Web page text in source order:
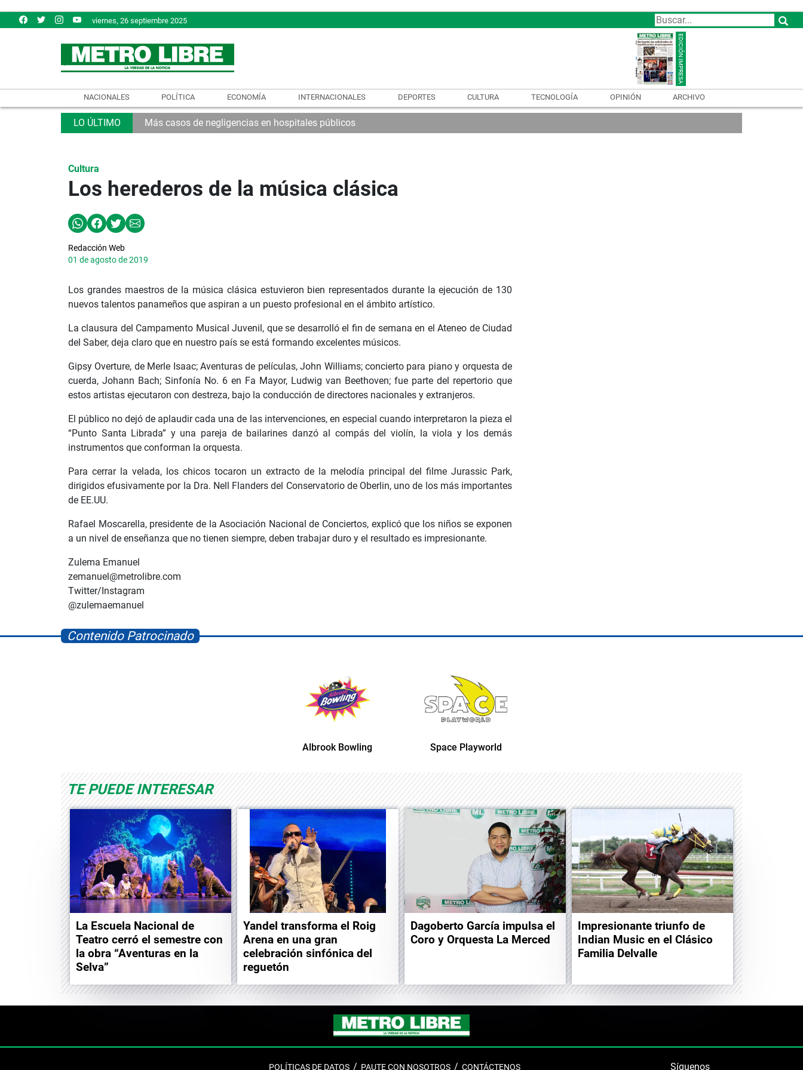
viernes, 26 septiembre 2025
NACIONALES POLÍTICA ECONOMÍA INTERNACIONALES DEPORTES CULTURA TECNOLOGÍA OPINIÓN ARCHIVO
Más casos de negligencias en hospitales públicos
Cultura
Los herederos de la música clásica
Redacción Web
01 de agosto de 2019
Los grandes maestros de la música clásica estuvieron bien representados durante la ejecución de 130
nuevos talentos panameños que aspiran a un puesto profesional en el ámbito artístico.
La clausura del Campamento Musical Juvenil, que se desarrolló el fin de semana en el Ateneo de Ciudad
del Saber, deja claro que en nuestro país se está formando excelentes músicos.
Gipsy Overture, de Merle Isaac; Aventuras de películas, John Williams; concierto para piano y orquesta de
cuerda, Johann Bach; Sinfonía No. 6 en Fa Mayor, Ludwig van Beethoven; fue parte del repertorio que
estos artistas ejecutaron con destreza, bajo la conducción de directores nacionales y extranjeros.
El público no dejó de aplaudir cada una de las intervenciones, en especial cuando interpretaron la pieza el
“Punto Santa Librada” y una pareja de bailarines danzó al compás del violín, la viola y los demás
instrumentos que conforman la orquesta.
Para cerrar la velada, los chicos tocaron un extracto de la melodía principal del filme Jurassic Park,
dirigidos efusivamente por la Dra. Nell Flanders del Conservatorio de Oberlin, uno de los más importantes
de EE.UU.
Rafael Moscarella, presidente de la Asociación Nacional de Conciertos, explicó que los niños se exponen
a un nivel de enseñanza que no tienen siempre, deben trabajar duro y el resultado es impresionante.
Zulema Emanuel
zemanuel@metrolibre.com
Twitter/Instagram
@zulemaemanuel
Contenido Patrocinado
Albrook Bowling Space Playworld
TE PUEDE INTERESAR
La Escuela Nacional de
Teatro cerró el semestre con
la obra “Aventuras en la
Selva”
Yandel transforma el Roig
Arena en una gran
celebración sinfónica del
reguetón
Dagoberto García impulsa el
Coro y Orquesta La Merced
Impresionante triunfo de
Indian Music en el Clásico
Familia Delvalle
POLÍTICAS DE DATOS PAUTE CON NOSOTROS CONTÁCTENOS Síguenos